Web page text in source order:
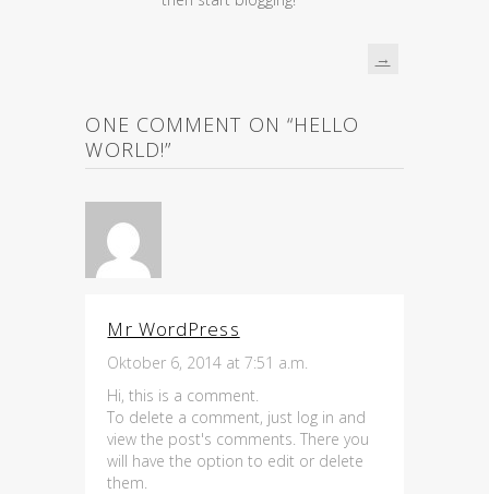
→
ONE COMMENT ON “HELLO
WORLD!”‎
Mr WordPress
Oktober 6, 2014 at 7:51 a.m.
Hi, this is a comment.
To delete a comment, just log in and
view the post's comments. There you
will have the option to edit or delete
them.